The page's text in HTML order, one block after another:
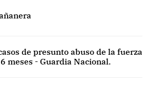
de presunto abuso de la fuerza
meses - Guardia Nacional.